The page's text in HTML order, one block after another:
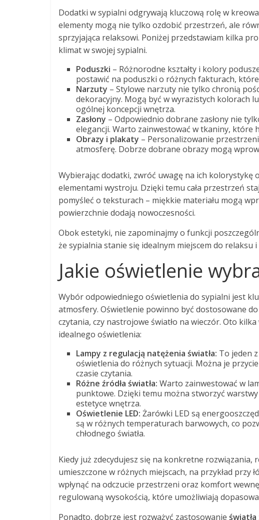
Dodatki w sypialni odgrywają kluczową rolę w
elementy mogą nie tylko ozdobić przestrzeń, ale
sprzyjająca relaksowi. Poniżej przedstawiam kilka
klimat w swojej sypialni.
Poduszki – Różnorodne kształty i kolory
postawić na poduszki o różnych fakturach, które
Narzuty – Stylowe narzuty nie tylko chronią
dekoracyjny. Mogą być w wyrazistych kolorach
ogólnej koncepcji wnętrza.
Zasłony – Odpowiednio dobrane zasłony nie
elegancji. Warto zainwestować w tkaniny, które
Obrazy i plakaty – Personalizowanie
atmosferę. Dobrze dobrane obrazy mogą
Wybierając dodatki, zwróć uwagę na ich kolorystykę
elementami wystroju. Dzięki temu cała przestrzeń
pomyśleć o teksturach – miękkie materiału mogą
powierzchnie dodają nowoczesności.
Obok estetyki, nie zapominajmy o funkcji
że sypialnia stanie się idealnym miejscem do relaksu
Jakie oświetlenie
Wybór odpowiedniego oświetlenia do sypialni jest
atmosfery. Oświetlenie powinno być dostosowane
czytania, czy nastrojowe światło na wieczór. Oto
idealnego oświetlenia:
Lampy z regulacją natężenia światła: To jeden
oświetlenia do różnych sytuacji. Można je
czasie czytania.
Różne źródła światła: Warto zainwestować w
punktowe. Dzięki temu można stworzyć
estetyce wnętrza.
Oświetlenie LED: Żarówki LED są
są w różnych temperaturach barwowych, co
chłodnego światła.
Kiedy już zdecydujesz się na konkretne rozwiązania,
umieszczone w różnych miejscach, na przykład przy
wpłynąć na odczucie przestrzeni oraz komfort
regulowaną wysokością, które umożliwiają
Ponadto, dobrze jest rozważyć zastosowanie